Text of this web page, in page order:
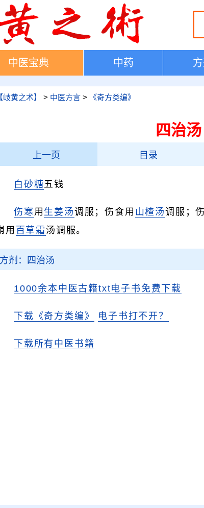
中医宝典 中药 方
【岐黄之术】 > 中医方言 > 《奇方类编》
四治汤
上一页 目录
白砂糖五钱
伤寒 用 生姜汤调服；伤食用 山楂汤调服；
用 百草霜 汤调服。
方剂：四治汤
1000余本中医古籍txt电子书免费下载
下载《奇方类编》 电子书打不开？
下载所有中医书籍
危在旦夕
，用劫法